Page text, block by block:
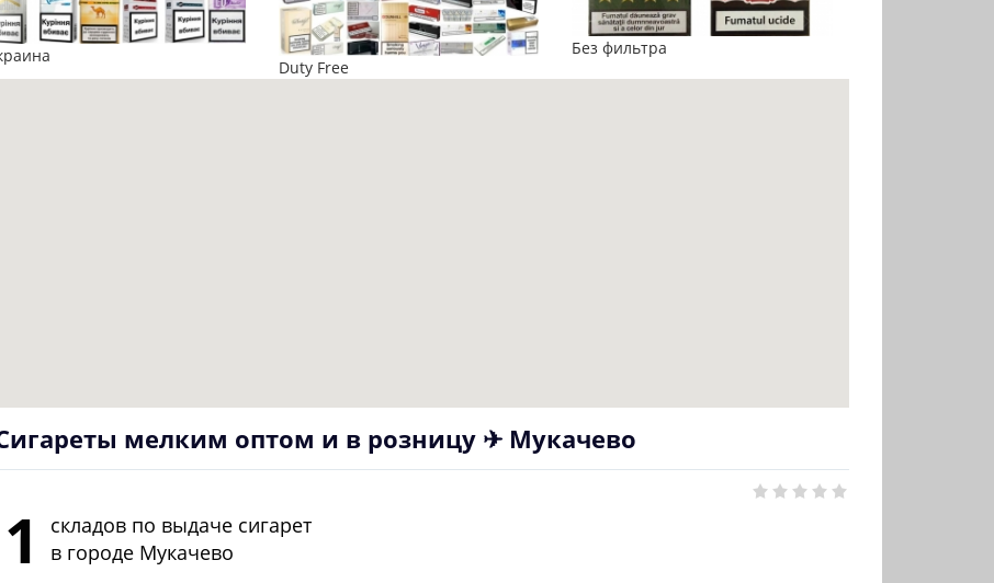
Duty Free
Без фильтра
мелким оптом и в розницу ✈ Мукачево
складов по выдаче сигарет
в городеМукачево